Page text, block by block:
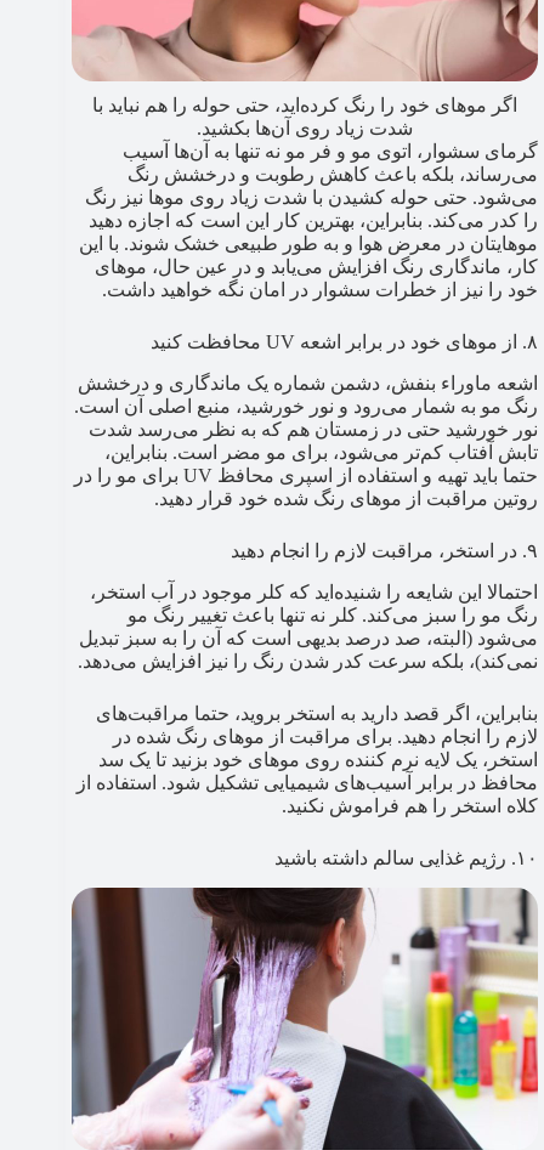
اگر موهای خود را رنگ کرده‌اید، حتی حوله را هم نباید با
شدت زیاد روی آن‌ها بکشید.
گرمای سشوار، اتوی مو و فر مو نه تنها به آن‌ها آسیب
می‌رساند، بلکه باعث کاهش رطوبت و درخشش رنگ
می‌شود. حتی حوله کشیدن با شدت زیاد روی موها نیز رنگ
را کدر می‌کند. بنابراین، بهترین کار این است که اجازه دهید
موهایتان در معرض هوا و به طور طبیعی خشک شوند. با این
کار، ماندگاری رنگ افزایش می‌یابد و در عین حال، موهای
خود را نیز از خطرات سشوار در امان نگه خواهید داشت.
۸. از موهای خود در برابر اشعه UV محافظت کنید
اشعه ماوراء بنفش، دشمن شماره یک ماندگاری و درخشش
رنگ مو به شمار می‌رود و نور خورشید، منبع اصلی آن است.
نور خورشید حتی در زمستان هم که به نظر می‌رسد شدت
تابش آفتاب کم‌تر می‌شود، برای مو مضر است. بنابراین،
حتما باید تهیه و استفاده از اسپری محافظ UV برای مو را در
روتین مراقبت از موهای رنگ شده خود قرار دهید.
۹. در استخر، مراقبت لازم را انجام دهید
احتمالا این شایعه را شنیده‌اید که کلر موجود در آب استخر،
رنگ مو را سبز می‌کند. کلر نه تنها باعث تغییر رنگ مو
می‌شود (البته، صد درصد بدیهی است که آن را به سبز تبدیل
نمی‌کند)، بلکه سرعت کدر شدن رنگ را نیز افزایش می‌دهد.
بنابراین، اگر قصد دارید به استخر بروید، حتما مراقبت‌های
لازم را انجام دهید. برای مراقبت از موهای رنگ شده در
استخر، یک لایه نرم کننده روی موهای خود بزنید تا یک سد
محافظ در برابر آسیب‌های شیمیایی تشکیل شود. استفاده از
کلاه استخر را هم فراموش نکنید.
۱۰. رژیم غذایی سالم داشته باشید